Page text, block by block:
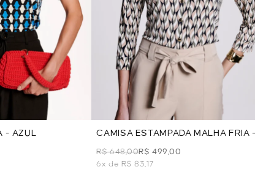
- AZUL
CAMISA ESTAMPADA MALHA FRIA -
VERDE
R$ 648,00R$ 499,00
6x de R$ 83,17